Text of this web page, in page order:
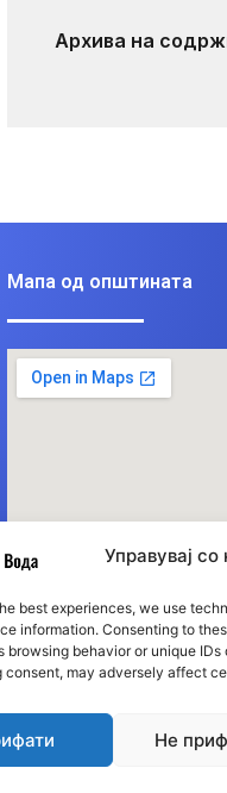
Управувај
best experiences, we use
information. Consenting to
browsing behavior or unique
consent, may adversely affect
Не
Архива на
Мапа од општината